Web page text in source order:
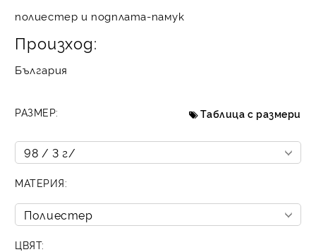
полиестер и подплата-памук
Произход:
България
РАЗМЕР: Таблица с размери
МАТЕРИЯ:
ЦВЯТ: